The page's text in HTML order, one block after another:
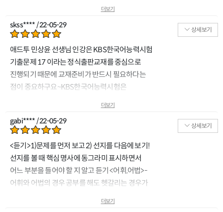
더보기
더보기
상세보기
skss**** / 22-05-29
애드투 민상윤 선생님 인강은 KBS한국어능력시험
기출문제 17 이라는 정식출판교재를 중심으로
진행되기 때문에 교재준비가 반드시 필요하다는
점이 중요하구요~KBS한국어능력시험은
있었어요.(듣기~어휘) 1번~30번 앞부분은
듣기평가에 대한 부분이니까 교재를 통해서 문제를
푸는게 중요했어요. 그렇지만 mp3 직접 들어보고
풀어본 다음에 강의를 듣는게 좋았던거 같아요.
더보기
상세보기
gabi**** / 22-05-29
<듣기>1)문제를 먼저 보고 2) 선지를 다음에 보기!
선지를 볼 때 핵심 명사에 동그라미 표시하면서
어느 부분을 들어야 할 지 알고 듣기 <어휘,어법>-
어휘와 어법의 경우 공부를 해도 헷갈리는 경우가